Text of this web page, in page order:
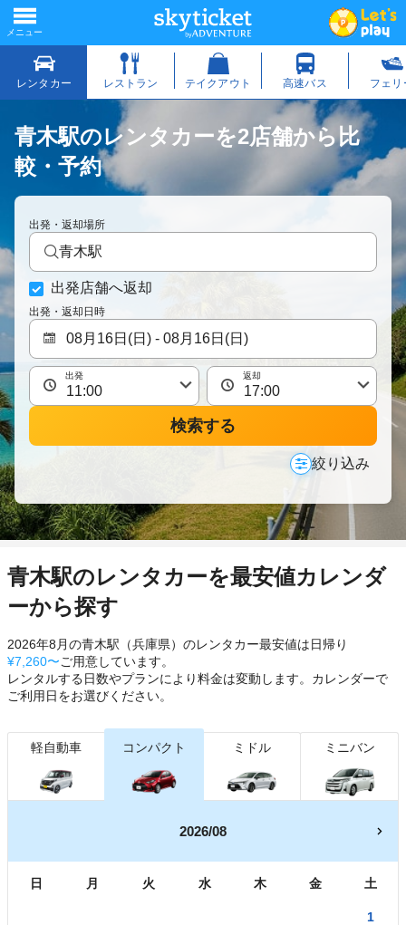
青木駅のレンタカーを2店舗から比
較・予約
出発・返却場所
青木駅
出発店舗へ返却
出発・返却日時
出発 返却
検索する
絞り込み
青木駅のレンタカーを最安値カレンダ
ーから探す
2026年8月の青木駅（兵庫県）のレンタカー最安値は日帰り
¥7,260〜ご用意しています。
レンタルする日数やプランにより料金は変動します。カレンダーで
ご利用日をお選びください。
軽自動車 コンパクト ミドル ミニバン
2026/08
日 月 火 水 木 金 土
1